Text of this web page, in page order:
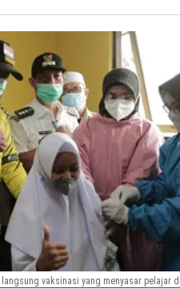
vaksinasi yang menyasar pelajar